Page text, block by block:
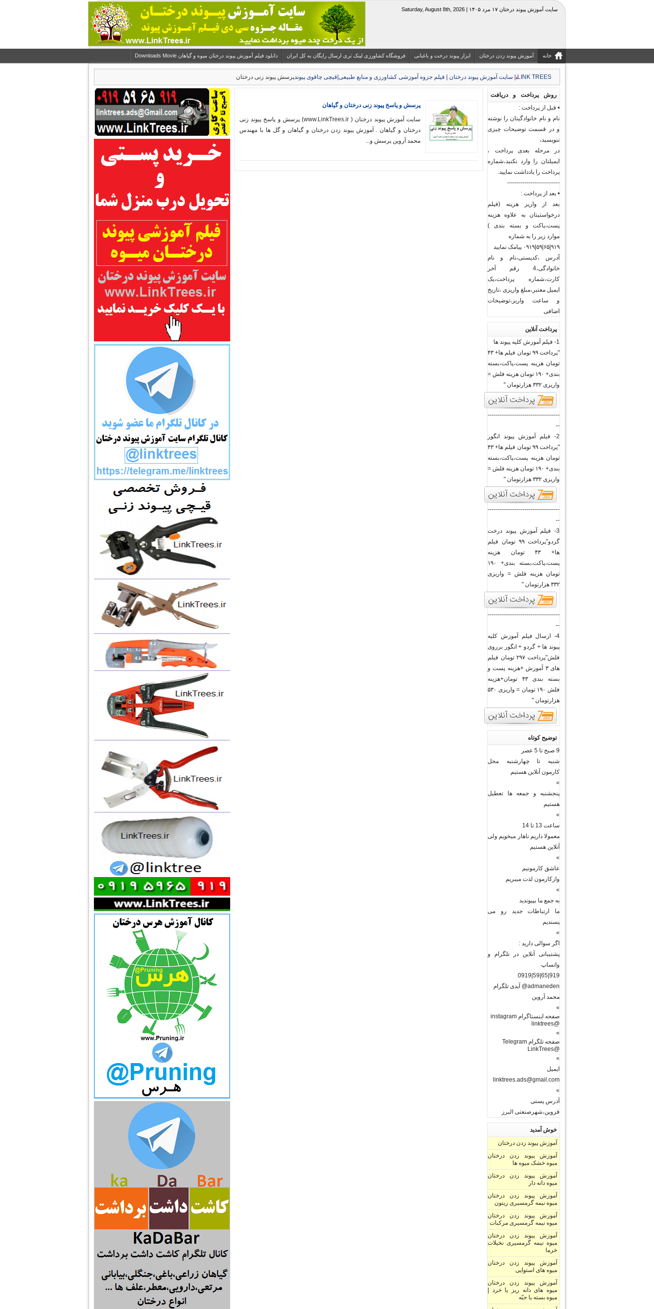
سایت آموزش پیوند درختان ۱۷ مرد ۱۴۰۵ | Saturday, August 8th, 2026
خانه آموزش پیوند زدن درختان ابزار پیوند درخت و باغبانی فروشگاه کشاورزی لینک تری ارسال رایگان به کل ایران دانلود فیلم آموزش پیوند درختان میوه و گیاهان Downloads Movie
LINK TREES | سایت آموزش پیوند درختان | فیلم جزوه آموزشی کشاورزی و منابع طبیعی|قیچی چاقوی پیوند پرسش پیوند زنی درختان
روش پرداخت و دریافت
فیلم های پیوند درختان و
گیاهان
• قبل از پرداخت :
نام و نام خانوادگیتان را نوشته
و در قسمت توضیحات چیزی
ننویسید،
در مرحله بعدی پرداخت ،
ایمیلتان را وارد نکنید،شماره
پرداخت را یادداشت نمایید.
---------------------------
• بعد از پرداخت :
بعد از واریز هزینه (فیلم
درخواستیتان به علاوه هزینه
پست،پاکت و بسته بندی )
موارد زیر را به شماره
۹۱۹|۶۵|۵۹|۰۹۱۹ پیامک نمایید
آدرس ،کدپستی،نام و نام
خانوادگی،4 رقم آخر
کارت،شماره پرداخت،یک
ایمیل معتبر،مبلغ واریزی ،تاریخ
و ساعت واریز،توضیحات
اضافی
پرداخت آنلاین
1- فیلم آموزش کلیه پیوند ها
"پرداخت ۹۹ تومان فیلم ها+ ۴۳
تومان هزینه پست،پاکت،بسته
بندی+ ۱۹۰ تومان هزینه فلش =
واریزی ۳۳۲ هزارتومان "
-------------------------------------
--
2- فیلم آموزش پیوند انگور
"پرداخت ۹۹ تومان فیلم ها+ ۴۳
تومان هزینه پست،پاکت،بسته
بندی+ ۱۹۰ تومان هزینه فلش =
واریزی ۳۳۲ هزارتومان "
-------------------------------------
--
3- فیلم آموزش پیوند درخت
گردو"پرداخت ۹۹ تومان فیلم
ها+ ۴۳ تومان هزینه
پست،پاکت،بسته بندی+ ۱۹۰
تومان هزینه فلش = واریزی
۳۳۲ هزارتومان "
-------------------------------------
--
4- ارسال فیلم آموزش کلیه
پیوند ها + گردو + انگور برروی
فلش"پرداخت ۲۹۷ تومان فیلم
های ۳ آموزش +هزینه پست و
بسته بندی ۴۳ تومان+هزینه
فلش ۱۹۰ تومان = واریزی ۵۳۰
هزارتومان "
توضیح کوتاه
9 صبح تا 5 عصر
شنبه تا چهارشنبه محل
کارمون آنلاین هستیم
»
پنجشنبه و جمعه ها تعطیل
هستیم
»
ساعت 13 تا 14
معمولا داریم ناهار میخویم ولی
آنلاین هستیم
»
عاشق کارمونیم
وازکارمون لذت میبریم
»
به جمع ما بپیوندید
ما ارتباطات جدید رو می
پسندیم
»
اگر سوالی دارید :
پشتیبانی آنلاین در تلگرام و
واتساپ
919|65|59|0919
admaneden@ آیدی تلگرام
محمد آروین
»
صفحه اینستاگرام instagram
@linktrees
»
صفحه تلگرام Telegram
@LinkTrees
»
ایمیل
linktrees.ads@gmail.com
»
آدرس پستی
قزوین،شهرصنعتی البرز
خوش آمدید
آموزش پیوند زدن درختان
آموزش پیوند زدن درختان
میوه خشک میوه ها
آموزش پیوند زدن درختان
میوه دانه دار
آموزش پیوند زدن درختان
میوه نیمه گرمسیری زیتون
آموزش پیوند زدن درختان
میوه نیمه گرمسیری مرکبات
آموزش پیوند زدن درختان
میوه نیمه گرمسیری نخیلات
خرما
آموزش پیوند زدن درختان
میوه های استوایی
آموزش پیوند زدن درختان
میوه های دانه ریز یا خرد |
میوه بسته یا حبّه
پرسش و پاسخ پیوند زنی درختان و گیاهان
سایت آموزش پیوند درختان ( www.LinkTrees.ir) پرسش و پاسخ پیوند زنی
درختان و گیاهان . آموزش پیوند زدن درختان و گیاهان و گل ها با مهندس
محمد آروین پرسش و...